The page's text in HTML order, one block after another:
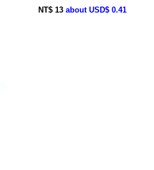
NT$ 13 about USD$ 0.41